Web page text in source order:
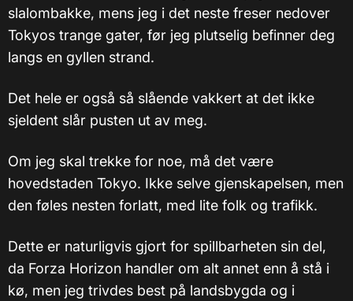
slalombakke, mens jeg i det neste freser nedover
Tokyos trange gater, før jeg plutselig befinner deg
langs en gyllen strand.
Det hele er også så slående vakkert at det ikke
sjeldent slår pusten ut av meg.
Om jeg skal trekke for noe, må det være
hovedstaden Tokyo. Ikke selve gjenskapelsen, men
den føles nesten forlatt, med lite folk og trafikk.
Dette er naturligvis gjort for spillbarheten sin del,
da Forza Horizon handler om alt annet enn å stå i
kø, men jeg trivdes best på landsbygda og i